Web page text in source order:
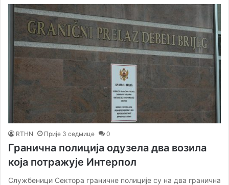
RTHN Прије 3 седмице 0
Гранична полиција одузела два возила
која потражује Интерпол
Службеници Сектора граничне полиције су на два гранична